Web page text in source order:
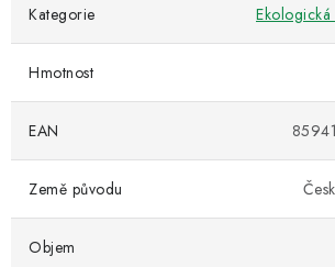
Kategorie
Hmotnost
EAN
Země původu
Objem